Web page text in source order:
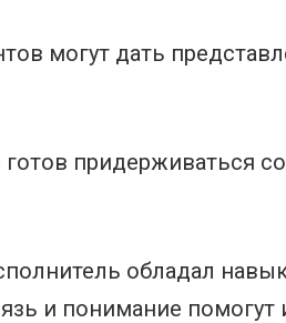
могут дать
придерживаться
обладал
и понимание помогут